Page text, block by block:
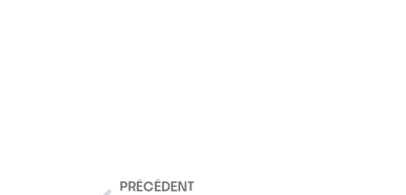
PRÉCÉDENT